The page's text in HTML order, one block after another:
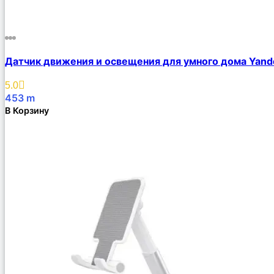
Датчик движения и освещения для умного дома
5.0
453 m
В Корзину